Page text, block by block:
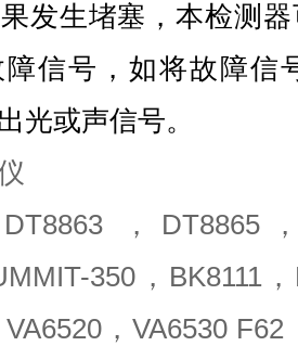
发生堵塞，本检测
信号，如将故障信
光或声信号。
测温仪
，DT8865
350，BK8111
，VA6530